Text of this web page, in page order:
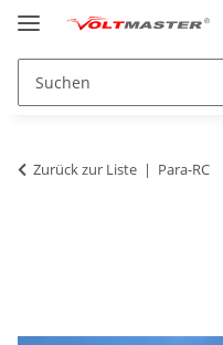
Zurück zur Liste Para-RC